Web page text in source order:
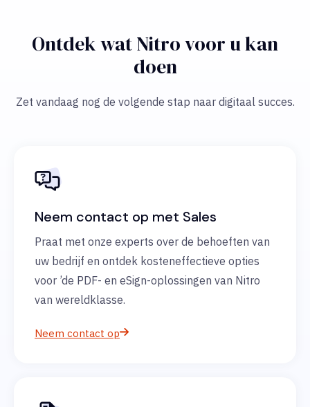
Ontdek wat Nitro voor u kan
doen
Zet vandaag nog de volgende stap naar digitaal succes.
Neem contact op met Sales
Praat met onze experts over de behoeften van
uw bedrijf en ontdek kosteneffectieve opties
voor ’de PDF- en eSign-oplossingen van Nitro
van wereldklasse.
Neem contact op